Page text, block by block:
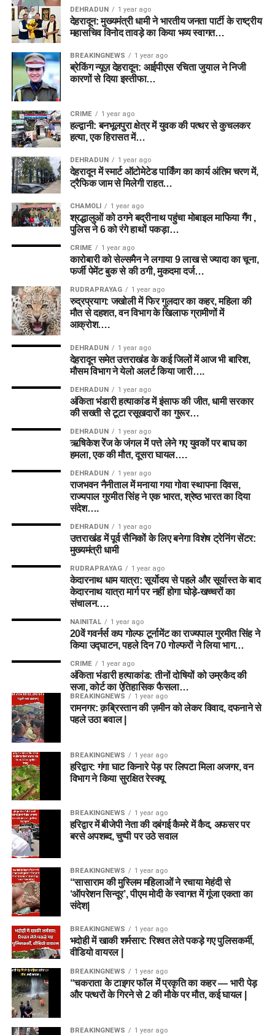
DEHRADUN 1 year ago
देहरादून: मुख्यमंत्री धामी ने भारतीय जनता पार्टी के राष्ट्रीय
महासचिव विनोद तावड़े का किया भव्य स्वागत…
BREAKINGNEWS 1 year ago
ब्रेकिंग न्यूज़ देहरादून: आईपीएस रचिता जुयाल ने निजी
कारणों से दिया इस्तीफा…
CRIME 1 year ago
हल्द्वानी: बनभूलपुरा क्षेत्र में युवक की पत्थर से कुचलकर
हत्या, एक हिरासत में…
DEHRADUN 1 year ago
देहरादून में स्मार्ट ऑटोमेटेड पार्किंग का कार्य अंतिम चरण में,
ट्रैफिक जाम से मिलेगी राहत…
CHAMOLI 1 year ago
श्रद्धालुओं को ठगने बद्रीनाथ पहुंचा मोबाइल माफिया गैंग ,
पुलिस ने 6 को रंगे हाथों पकड़ा…
CRIME 1 year ago
कारोबारी को सेल्समैन ने लगाया 9 लाख से ज्यादा का चूना,
फर्जी पेमेंट बुक से की ठगी, मुकदमा दर्ज…
RUDRAPRAYAG 1 year ago
रुद्रप्रयाग: जखोली में फिर गुलदार का कहर, महिला की
मौत से दहशत, वन विभाग के खिलाफ ग्रामीणों में
आक्रोश….
DEHRADUN 1 year ago
देहरादून समेत उत्तराखंड के कई जिलों में आज भी बारिश,
मौसम विभाग ने येलो अलर्ट किया जारी….
DEHRADUN 1 year ago
अंकिता भंडारी हत्याकांड में इंसाफ की जीत, धामी सरकार
की सख्ती से टूटा रसूखदारों का गुरूर…
DEHRADUN 1 year ago
ऋषिकेश रेंज के जंगल में पत्ते लेने गए युवकों पर बाघ का
हमला, एक की मौत, दूसरा घायल….
DEHRADUN 1 year ago
राजभवन नैनीताल में मनाया गया गोवा स्थापना दिवस,
राज्यपाल गुरमीत सिंह ने एक भारत, श्रेष्ठ भारत का दिया
संदेश….
DEHRADUN 1 year ago
उत्तराखंड में पूर्व सैनिकों के लिए बनेगा विशेष ट्रेनिंग सेंटर:
मुख्यमंत्री धामी
RUDRAPRAYAG 1 year ago
केदारनाथ धाम यात्रा: सूर्योदय से पहले और सूर्यास्त के बाद
केदारनाथ यात्रा मार्ग पर नहीं होगा घोड़े-खच्चरों का
संचालन….
NAINITAL 1 year ago
20वें गवर्नर्स कप गोल्फ टूर्नामेंट का राज्यपाल गुरमीत सिंह ने
किया उद्घाटन, पहले दिन 70 गोल्फरों ने लिया भाग…
CRIME 1 year ago
अंकिता भंडारी हत्याकांड: तीनों दोषियों को उम्रकैद की
सजा, कोर्ट का ऐतिहासिक फैसला…
BREAKINGNEWS 1 year ago
रामनगर: क़ब्रिस्तान की ज़मीन को लेकर विवाद, दफनाने से
पहले उठा बवाल |
BREAKINGNEWS 1 year ago
हरिद्वार: गंगा घाट किनारे पेड़ पर लिपटा मिला अजगर, वन
विभाग ने किया सुरक्षित रेस्क्यू
BREAKINGNEWS 1 year ago
हरिद्वार में बीजेपी नेता की दबंगई कैमरे में कैद, अफसर पर
बरसे अपशब्द, चुप्पी पर उठे सवाल
BREAKINGNEWS 1 year ago
“सासाराम की मुस्लिम महिलाओं ने रचाया मेहंदी से
‘ऑपरेशन सिन्दूर’, पीएम मोदी के स्वागत में गूंजा एकता का
संदेश|
BREAKINGNEWS 1 year ago
भदोही में खाकी शर्मसार: रिश्वत लेते पकड़े गए पुलिसकर्मी,
वीडियो वायरल |
BREAKINGNEWS 1 year ago
“चकराता के टाइगर फॉल में प्रकृति का कहर — भारी पेड़
और पत्थरों के गिरने से 2 की मौके पर मौत, कई घायल |
BREAKINGNEWS 1 year ago